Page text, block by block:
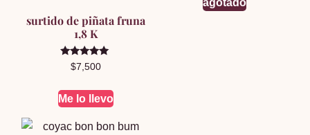
surtido de piñata fruna
1,8 K
Valorado en
5.00
$7,500
Me lo llevo